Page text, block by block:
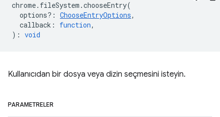
chrome. fileSystem .chooseEntry(
options? : ChooseEntryOptions,
callback : function,
) : void
Kullanıcıdan bir dosya veya dizin seçmesini isteyin.
PARAMETRELER